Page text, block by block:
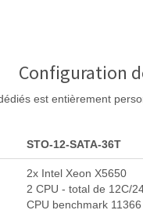
Configuration
est entièrement
STO-12-SATA-36T
2x Intel Xeon X5650
2 CPU - total de 12C/
CPU benchmark 11366